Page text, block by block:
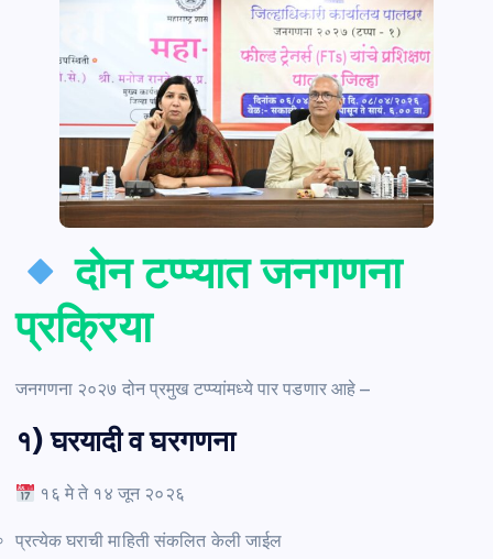
दोन टप्प्यात जनगणना
प्रक्रिया
जनगणना २०२७ दोन प्रमुख टप्प्यांमध्ये पार पडणार आहे –
१) घरयादी व घरगणना
१६ मे ते १४ जून २०२६
प्रत्येक घराची माहिती संकलित केली जाईल